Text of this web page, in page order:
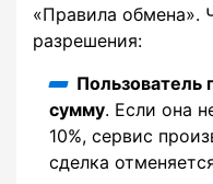
«Правила обмена».
разрешения:
Пользователь
сумму. Если она
10%, сервис
сделка